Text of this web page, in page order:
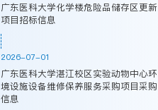
广东医科大学化学楼危险品储存区更新
项目招标信息
2026-07-01
广东医科大学湛江校区实验动物中心环
境设施设备维修保养服务采购项目采购
信息